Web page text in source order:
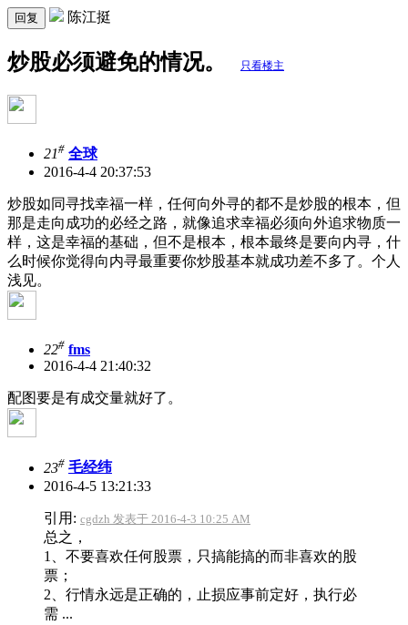
回复 陈江挺
炒股必须避免的情况。 只看楼主
21# 全球
2016-4-4 20:37:53
炒股如同寻找幸福一样，任何向外寻的都不是炒股的根本，但
那是走向成功的必经之路，就像追求幸福必须向外追求物质一
样，这是幸福的基础，但不是根本，根本最终是要向内寻，什
么时候你觉得向内寻最重要你炒股基本就成功差不多了。个人
浅见。
22# fms
2016-4-4 21:40:32
配图要是有成交量就好了。
23# 毛经纬
2016-4-5 13:21:33
引用: cgdzh 发表于 2016-4-3 10:25 AM
总之，
1、不要喜欢任何股票，只搞能搞的而非喜欢的股
票；
2、行情永远是正确的，止损应事前定好，执行必
需 ...